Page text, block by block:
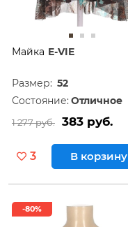
Майка E-VIE
Размер: 52
Состояние: Отличное
1 277 руб. 383 руб.
3 В корзину
-80%